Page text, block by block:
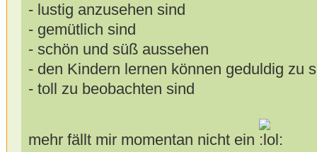
- lustig anzusehen sind
- gemütlich sind
- schön und süß aussehen
- den Kindern lernen können geduldig zu
- toll zu beobachten sind
mehr fällt mir momentan nicht ein